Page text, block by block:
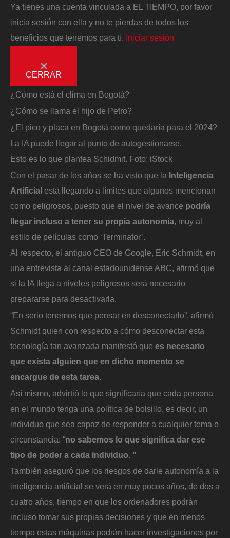
Ya tienes una cuenta vinculada a EL TIEMPO, por favor
inicia sesión con ella y no te pierdas de todos los
beneficios que tenemos para tí. Iniciar sesión
CERRAR
¿Cómo está el clima en Bogotá?
¿Cómo se llama el hijo de Petro?
¿El pico y placa en Bogotá como quedaría para el 2024?
La IA puede llegar al punto de autogestionarse.
Esto es lo que plantea Schidmit. Foto: iStock
Con el pasar de los años se ha visto que la Inteligencia
Artificial está llegando a límites que algunos mencionan
como peligrosos, puesto que el nivel de avance podría
llegar incluso a tener su propia autonomía, muy al
estilo de películas como ‘Terminator’.
Al respecto, el antiguo CEO de Google, Eric Schmidt, en
una entrevista al canal estadounidense ABC, afirmó que
si la IA llega a niveles peligrosos será necesario
prepararse para desactivarla.
“En serio tenemos que pensar en desconectarlo”, afirmó
Schmidt quien con respecto a cómo desconectar esta
tecnología tan avanzada manifestó que es necesario
que exista alguien que en dicho momento se
encargue de esta tarea.
Así mismo, advirtió lo que significaría que cada persona
en el mundo tenga una política de bolsillo, es decir, un
individuo que sea capaz de responder a cualquier tema o
circunstancia: “no sabemos lo que significa dar ese
tipo de poder a cada individuo. ”
También aseguró que los riesgos de darle autonomía a la
inteligencia artificial se verá en muy pocos años, de dos a
cuatro años, tiempo en que los ordenadores podrán
incluso tomar sus propias decisiones y que en menos
tiempo estas máquinas podrán hacer investigaciones por